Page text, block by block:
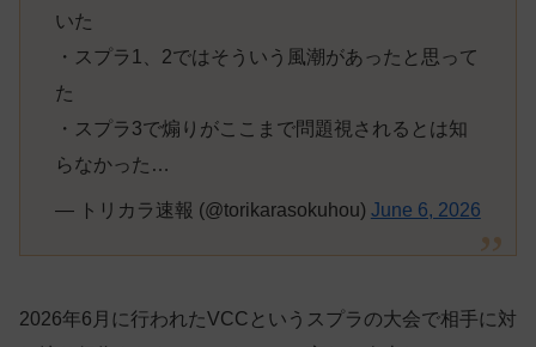
いた
・スプラ1、2ではそういう風潮があったと思って
た
・スプラ3で煽りがここまで問題視されるとは知
らなかった…
— トリカラ速報 (@torikarasokuhou) June 6, 2026
2026年6月に行われたVCCというスプラの大会で相手に対